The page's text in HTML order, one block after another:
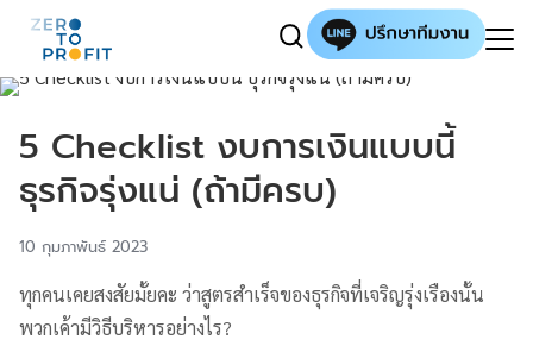
5 Checklist งบการเงินแบบนี้
ธุรกิจรุ่งแน่ (ถ้ามีครบ)
10 กุมภาพันธ์ 2023
ทุกคนเคยสงสัยมั้ยคะ ว่าสูตรสำเร็จของธุรกิจที่เจริญรุ่งเรืองนั้น
พวกเค้ามีวิธีบริหารอย่างไร?